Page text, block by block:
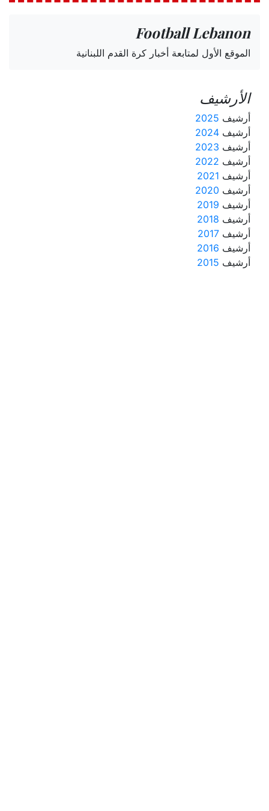
Football Lebanon
الموقع الأول لمتابعة أخبار كرة القدم اللبنانية
الأرشيف
أرشيف 2025
أرشيف 2024
أرشيف 2023
أرشيف 2022
أرشيف 2021
أرشيف 2020
أرشيف 2019
أرشيف 2018
أرشيف 2017
أرشيف 2016
أرشيف 2015